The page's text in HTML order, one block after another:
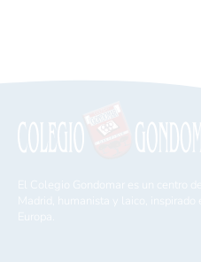
El Colegio Gondomar es un centro
Madrid, humanista y laico,
Europa.